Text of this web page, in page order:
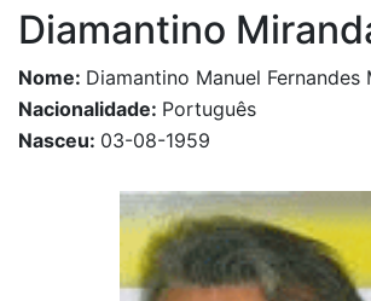
Diamantino
Nome: Diamantino Manuel Fernandes
Nacionalidade: Português
Nasceu: 03-08-1959